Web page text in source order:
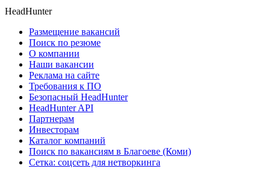
HeadHunter
Размещение вакансий
Поиск по резюме
О компании
Наши вакансии
Реклама на сайте
Требования к ПО
Безопасный HeadHunter
HeadHunter API
Партнерам
Инвесторам
Каталог компаний
Поиск по вакансиям в Благоеве (Коми)
Сетка: соцсеть для нетворкинга